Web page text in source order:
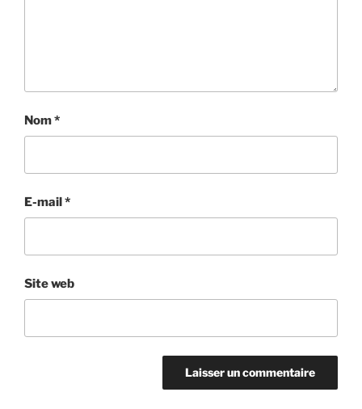
Nom*
E-mail*
Site web